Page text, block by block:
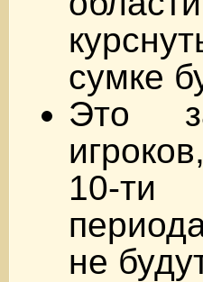
сумке
Это
10-ти
не